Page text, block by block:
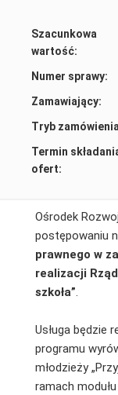
Szacunkowa
wartość:
Numer sprawy:
Zamawiający:
Tryb
Termin
ofert:
Ośrodek
postępowaniu
prawnego w
realizacji
szkoła”.
Usługa będzie
programu
młodzieży
ramach